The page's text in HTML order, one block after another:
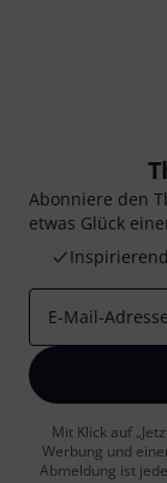
Abonniere den
etwas Glück
E-Mail-Adresse
Mit Klick auf
Werbung und
Abmeldung ist